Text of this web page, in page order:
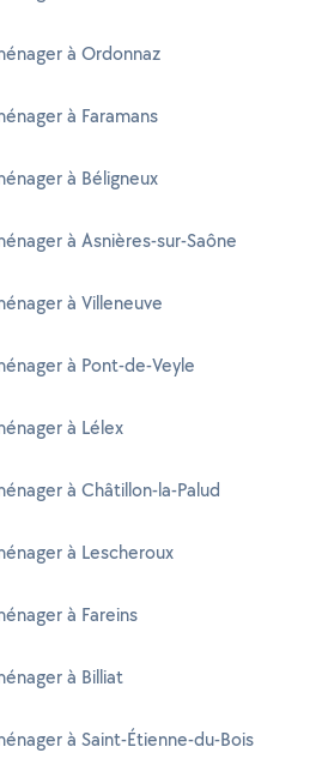
à Ordonnaz
à Faramans
à Béligneux
à Asnières-sur-Saône
à Villeneuve
à Pont-de-Veyle
à Lélex
à Châtillon-la-Palud
à Lescheroux
à Fareins
à Billiat
à Saint-Étienne-du-Bois